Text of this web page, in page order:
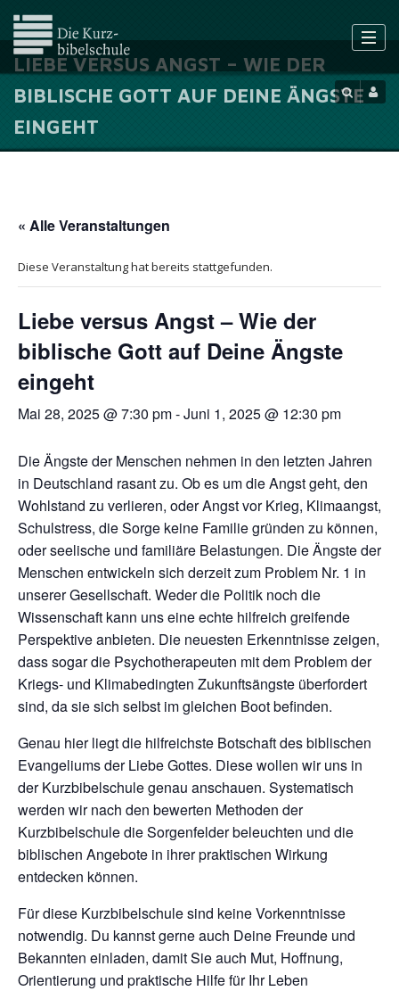
LIEBE VERSUS ANGST – WIE DER
BIBLISCHE GOTT AUF DEINE ÄNGSTE
EINGEHT
« Alle Veranstaltungen
Diese Veranstaltung hat bereits stattgefunden.
Liebe versus Angst – Wie der
biblische Gott auf Deine Ängste
eingeht
Mai 28, 2025 @ 7:30 pm-Juni 1, 2025 @ 12:30 pm
Die Ängste der Menschen nehmen in den letzten Jahren
in Deutschland rasant zu. Ob es um die Angst geht, den
Wohlstand zu verlieren, oder Angst vor Krieg, Klimaangst,
Schulstress, die Sorge keine Familie gründen zu können,
oder seelische und familiäre Belastungen. Die Ängste der
Menschen entwickeln sich derzeit zum Problem Nr. 1 in
unserer Gesellschaft. Weder die Politik noch die
Wissenschaft kann uns eine echte hilfreich greifende
Perspektive anbieten. Die neuesten Erkenntnisse zeigen,
dass sogar die Psychotherapeuten mit dem Problem der
Kriegs- und Klimabedingten Zukunftsängste überfordert
sind, da sie sich selbst im gleichen Boot befinden.
Genau hier liegt die hilfreichste Botschaft des biblischen
Evangeliums der Liebe Gottes. Diese wollen wir uns in
der Kurzbibelschule genau anschauen. Systematisch
werden wir nach den bewerten Methoden der
Kurzbibelschule die Sorgenfelder beleuchten und die
biblischen Angebote in ihrer praktischen Wirkung
entdecken können.
Für diese Kurzbibelschule sind keine Vorkenntnisse
notwendig. Du kannst gerne auch Deine Freunde und
Bekannten einladen, damit Sie auch Mut, Hoffnung,
Orientierung und praktische Hilfe für Ihr Leben